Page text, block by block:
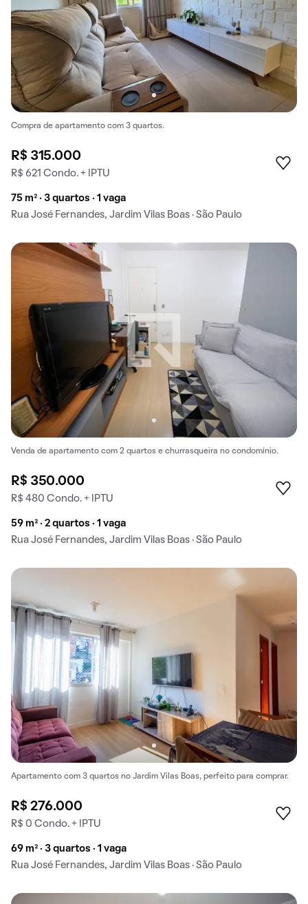
Compra de apartamento com 3 quartos.
R$ 315.000
R$ 621 Condo. + IPTU
75 m² · 3 quartos · 1 vaga
Rua José Fernandes, Jardim Vilas Boas · São Paulo
Venda de apartamento com 2 quartos e churrasqueira no condomínio.
R$ 350.000
R$ 480 Condo. + IPTU
59 m² · 2 quartos · 1 vaga
Rua José Fernandes, Jardim Vilas Boas · São Paulo
Apartamento com 3 quartos no Jardim Vilas Boas, perfeito para comprar.
R$ 276.000
R$ 0 Condo. + IPTU
69 m² · 3 quartos · 1 vaga
Rua José Fernandes, Jardim Vilas Boas · São Paulo